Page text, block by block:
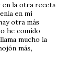
en la otra receta
en mi
otra más
he comido
mucho la
más,